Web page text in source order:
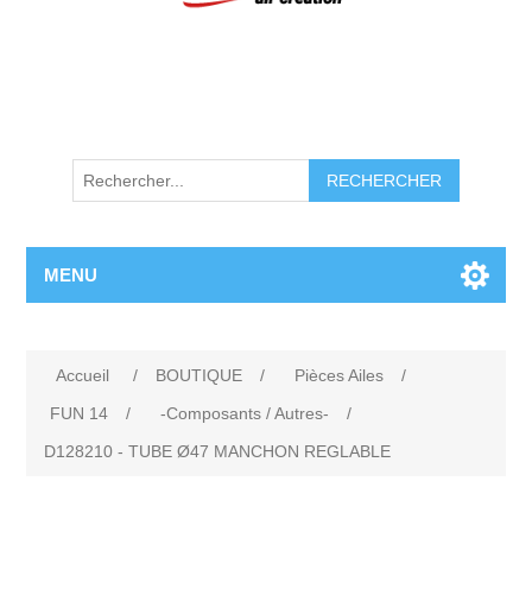
RECHERCHER
MENU
Accueil / BOUTIQUE / Pièces Ailes
/
FUN 14
/ -Composants / Autres-
/
D128210 - TUBE Ø47 MANCHON REGLABLE